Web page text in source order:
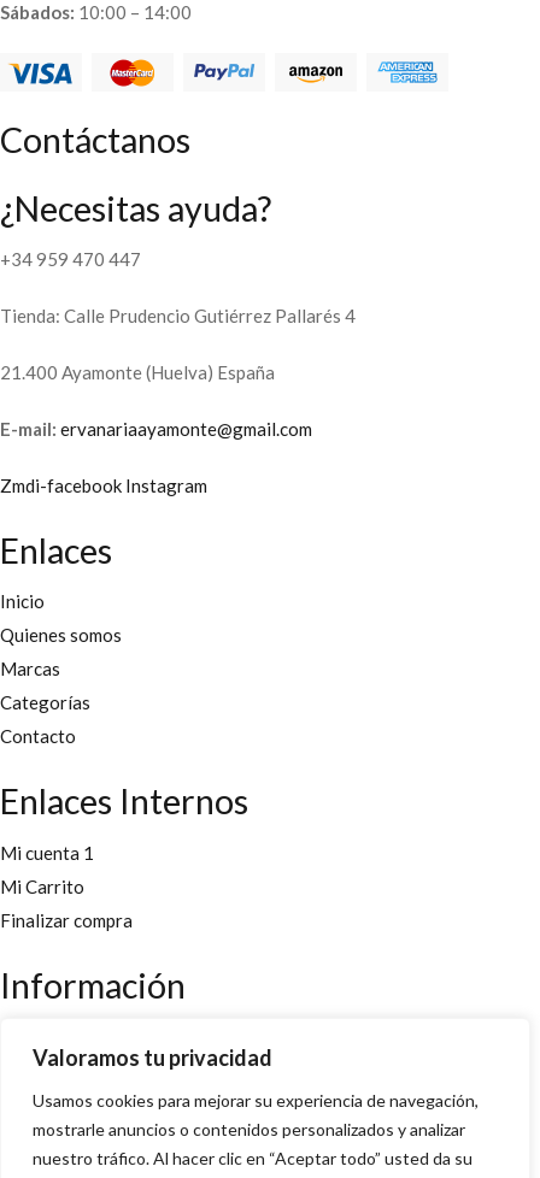
Valoramos tu privacidad
Usamos cookies para mejorar su experiencia de navegación,
mostrarle anuncios o contenidos personalizados y analizar
nuestro tráfico. Al hacer clic en “Aceptar todo” usted da su
Sábados: 10:00 – 14:00
Contáctanos
¿Necesitas ayuda?
+34 959 470 447
Tienda: Calle Prudencio Gutiérrez Pallarés 4
21.400 Ayamonte (Huelva) España
E-mail: ervanariaayamonte@gmail.com
Zmdi-facebook Instagram
Enlaces
Inicio
Quienes somos
Marcas
Categorías
Contacto
Enlaces Internos
Mi cuenta 1
Mi Carrito
Finalizar compra
Información
Políticas y cookies
Política de privacidad y condiciones
Copyright 2022 © Desarrollado porInnoweb Mediapara